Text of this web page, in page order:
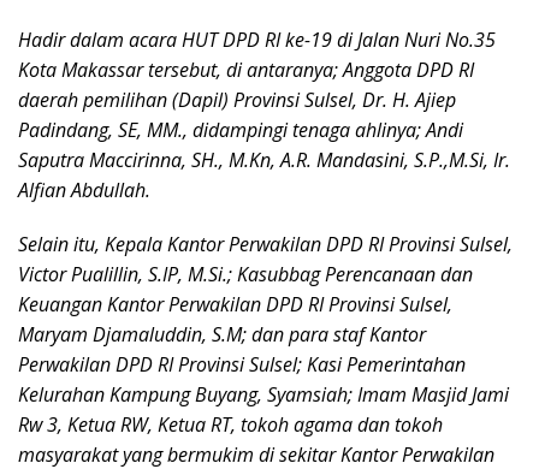
Hadir dalam acara HUT DPD RI ke-19 di Jalan Nuri No.35
Kota Makassar tersebut, di antaranya; Anggota DPD RI
daerah pemilihan (Dapil) Provinsi Sulsel, Dr. H. Ajiep
Padindang, SE, MM., didampingi tenaga ahlinya; Andi
Saputra Maccirinna, SH., M.Kn, A.R. Mandasini, S.P.,M.Si, Ir.
Alfian Abdullah.
Selain itu, Kepala Kantor Perwakilan DPD RI Provinsi Sulsel,
Victor Pualillin, S.IP, M.Si.; Kasubbag Perencanaan dan
Keuangan Kantor Perwakilan DPD RI Provinsi Sulsel,
Maryam Djamaluddin, S.M; dan para staf Kantor
Perwakilan DPD RI Provinsi Sulsel; Kasi Pemerintahan
Kelurahan Kampung Buyang, Syamsiah; Imam Masjid Jami
Rw 3, Ketua RW, Ketua RT, tokoh agama dan tokoh
masyarakat yang bermukim di sekitar Kantor Perwakilan